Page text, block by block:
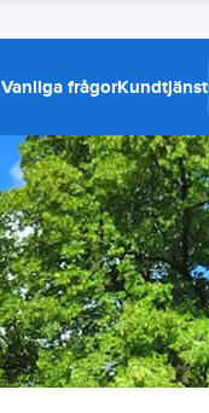
Vanliga frågorKundtjänst